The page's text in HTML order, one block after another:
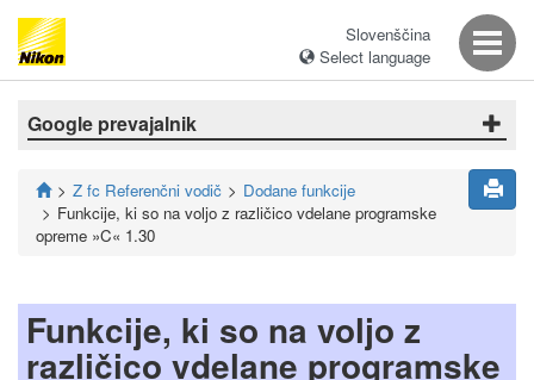
Slovenščina
Select language
Google prevajalnik
Z fc Referenčni vodič
Dodane funkcije
Funkcije, ki so na voljo z različico vdelane programske
opreme »C« 1.30
Funkcije, ki so na voljo z
različico vdelane programske